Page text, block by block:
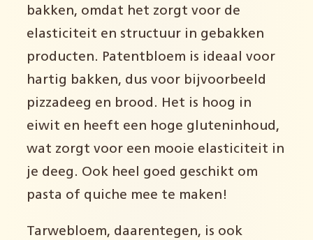
bakken, omdat het zorgt voor de
elasticiteit en structuur in gebakken
producten. Patentbloem is ideaal voor
hartig bakken, dus voor bijvoorbeeld
pizzadeeg en brood. Het is hoog in
eiwit en heeft een hoge gluteninhoud,
wat zorgt voor een mooie elasticiteit in
je deeg. Ook heel goed geschikt om
pasta of quiche mee te maken!
Tarwebloem, daarentegen, is ook